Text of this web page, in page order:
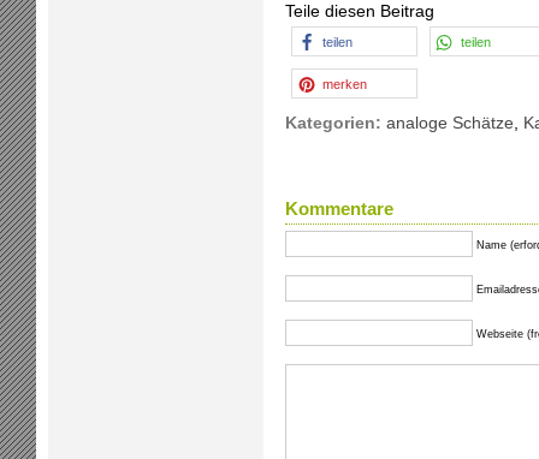
Teile diesen Beitrag
teilen teilen
merken
Kategorien: analoge Schätze
Kommentare
Name
Webseite